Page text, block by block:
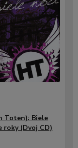
Toten): Biele
roky (Dvoj CD)